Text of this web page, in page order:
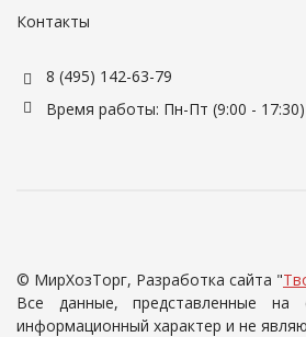
Контакты
8 (495) 142-63-79
Время работы: Пн-Пт (9:00 - 17:30)
© МирХозТорг, Разработка сайта "
Все данные, представленные на
информационный характер и не